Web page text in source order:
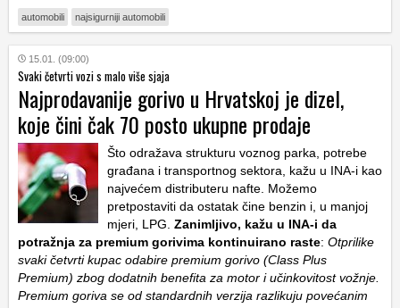
automobili najsigurniji automobili
15.01. (09:00)
Svaki četvrti vozi s malo više sjaja
Najprodavanije gorivo u Hrvatskoj je dizel,
koje čini čak 70 posto ukupne prodaje
Što odražava strukturu voznog parka, potrebe
građana i transportnog sektora, kažu u INA-i kao
najvećem distributeru nafte. Možemo
pretpostaviti da ostatak čine benzin i, u manjoj
mjeri, LPG. Zanimljivo, kažu u INA-i da
potražnja za premium gorivima kontinuirano raste: Otprilike
svaki četvrti kupac odabire premium gorivo (Class Plus
Premium) zbog dodatnih benefita za motor i učinkovitost vožnje.
Premium goriva se od standardnih verzija razlikuju povećanim